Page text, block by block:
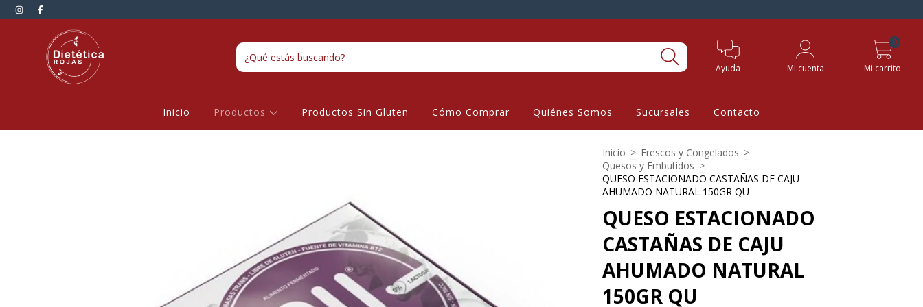
Ayuda Mi cuenta Mi carrito
0
Inicio Productos Productos Sin Gluten Cómo Comprar Quiénes Somos Sucursales Contacto
Inicio > Frescos y Congelados >
Quesos y Embutidos >
QUESO ESTACIONADO CASTAÑAS DE CAJU
AHUMADO NATURAL 150GR QU
QUESO ESTACIONADO
CASTAÑAS DE CAJU
AHUMADO NATURAL
150GR QU